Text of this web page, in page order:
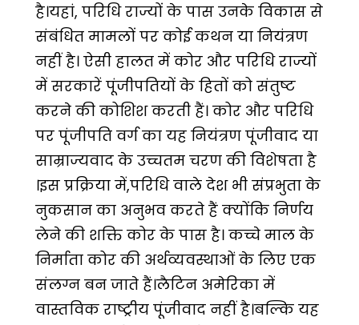
है।यहां, परिधि राज्यों के पास उनके विकास से
संबंधित मामलों पर कोई कथन या नियंत्रण
नहीं है। ऐसी हालत में कोर और परिधि राज्यों
में सरकारें पूंजीपतियों के हितों को संतुष्ट
करने की कोशिश करती हैं। कोर और परिधि
पर पूंजीपति वर्ग का यह नियंत्रण पूंजीवाद या
साम्राज्यवाद के उच्चतम चरण की विशेषता है
।इस प्रक्रिया में,परिधि वाले देश भी संप्रभुता के
नुकसान का अनुभव करते हैं क्योंकि निर्णय
लेने की शक्ति कोर के पास है। कच्चे माल के
निर्माता कोर की अर्थव्यवस्थाओं के लिए एक
संलग्न बन जाते हैं।लैटिन अमेरिका में
वास्तविक राष्ट्रीय पूंजीवाद नहीं है।बल्कि यह